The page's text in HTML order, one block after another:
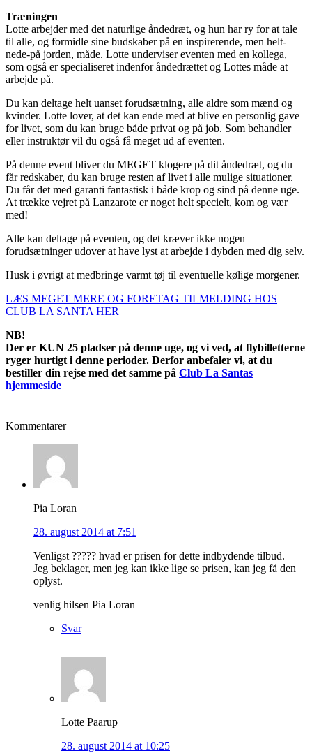
Træningen
Lotte arbejder med det naturlige åndedræt, og hun har ry for at tale
til alle, og formidle sine budskaber på en inspirerende, men helt-
nede-på jorden, måde. Lotte underviser eventen med en kollega,
som også er specialiseret indenfor åndedrættet og Lottes måde at
arbejde på.
Du kan deltage helt uanset forudsætning, alle aldre som mænd og
kvinder. Lotte lover, at det kan ende med at blive en personlig gave
for livet, som du kan bruge både privat og på job. Som behandler
eller instruktør vil du også få meget ud af eventen.
På denne event bliver du MEGET klogere på dit åndedræt, og du
får redskaber, du kan bruge resten af livet i alle mulige situationer.
Du får det med garanti fantastisk i både krop og sind på denne uge.
At trække vejret på Lanzarote er noget helt specielt, kom og vær
med!
Alle kan deltage på eventen, og det kræver ikke nogen
forudsætninger udover at have lyst at arbejde i dybden med dig selv.
Husk i øvrigt at medbringe varmt tøj til eventuelle kølige morgener.
LÆS MEGET MERE OG FORETAG TILMELDING HOS
CLUB LA SANTA HER
NB!
Der er KUN 25 pladser på denne uge, og vi ved, at flybilletterne
ryger hurtigt i denne perioder. Derfor anbefaler vi, at du
bestiller din rejse med det samme på Club La Santas
hjemmeside
Kommentarer
Pia Loran
28. august 2014 at 7:51
Venligst ????? hvad er prisen for dette indbydende tilbud.
Jeg beklager, men jeg kan ikke lige se prisen, kan jeg få den
oplyst.
venlig hilsen Pia Loran
Svar
Lotte Paarup
28. august 2014 at 10:25